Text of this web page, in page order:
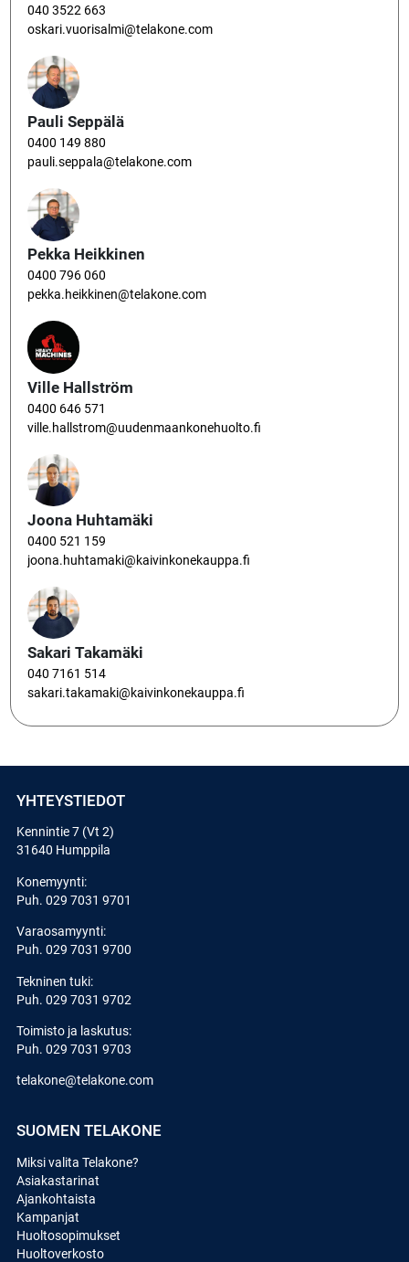
040 3522 663
oskari.vuorisalmi@telakone.com
Pauli Seppälä
0400 149 880
pauli.seppala@telakone.com
Pekka Heikkinen
0400 796 060
pekka.heikkinen@telakone.com
Ville Hallström
0400 646 571
ville.hallstrom@uudenmaankonehuolto.fi
Joona Huhtamäki
0400 521 159
joona.huhtamaki@kaivinkonekauppa.fi
Sakari Takamäki
040 7161 514
sakari.takamaki@kaivinkonekauppa.fi
YHTEYSTIEDOT
Kennintie 7 (Vt 2)
31640 Humppila
Konemyynti:
Puh. 029 7031 9701
Varaosamyynti:
Puh. 029 7031 9700
Tekninen tuki:
Puh. 029 7031 9702
Toimisto ja laskutus:
Puh. 029 7031 9703
telakone@telakone.com
SUOMEN TELAKONE
Miksi valita Telakone?
Asiakastarinat
Ajankohtaista
Kampanjat
Huoltosopimukset
Huoltoverkosto